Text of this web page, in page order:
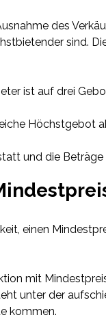
des
sind.
ist auf drei
Höchstgebot
und die
einen
mit
unter der
kommen.